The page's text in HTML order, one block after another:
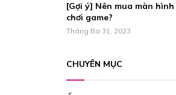
[Gợi ý] Nên mua màn
chơi game?
Tháng Ba 31, 2023
CHUYÊN MỤC